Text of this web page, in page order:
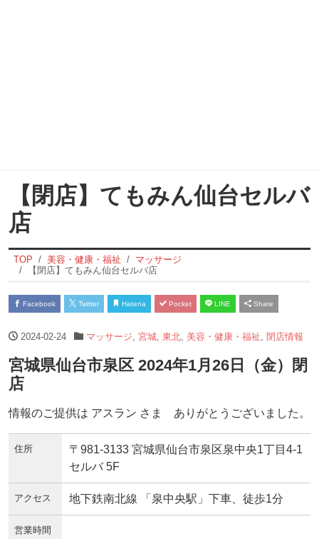
【閉店】てもみん仙台セルバ
店
TOP 美容・健康・福祉
マッサージ
【閉店】てもみん仙台セルバ店
Facebook Twitter Hatena Pocket LINE Share
2024-02-24 マッサージ 宮城, 東北, 美容・健康・福祉 閉店情報
宮城県仙台市泉区 2024年1月26日（金）閉
店
情報のご提供は アスラン さま ありがとうございました。
住所
〒981-3133 宮城県仙台市泉区泉中央1丁目4-1
セルバ 5F
アクセス 地下鉄南北線 「泉中央駅」下車、徒歩1分
営業時間